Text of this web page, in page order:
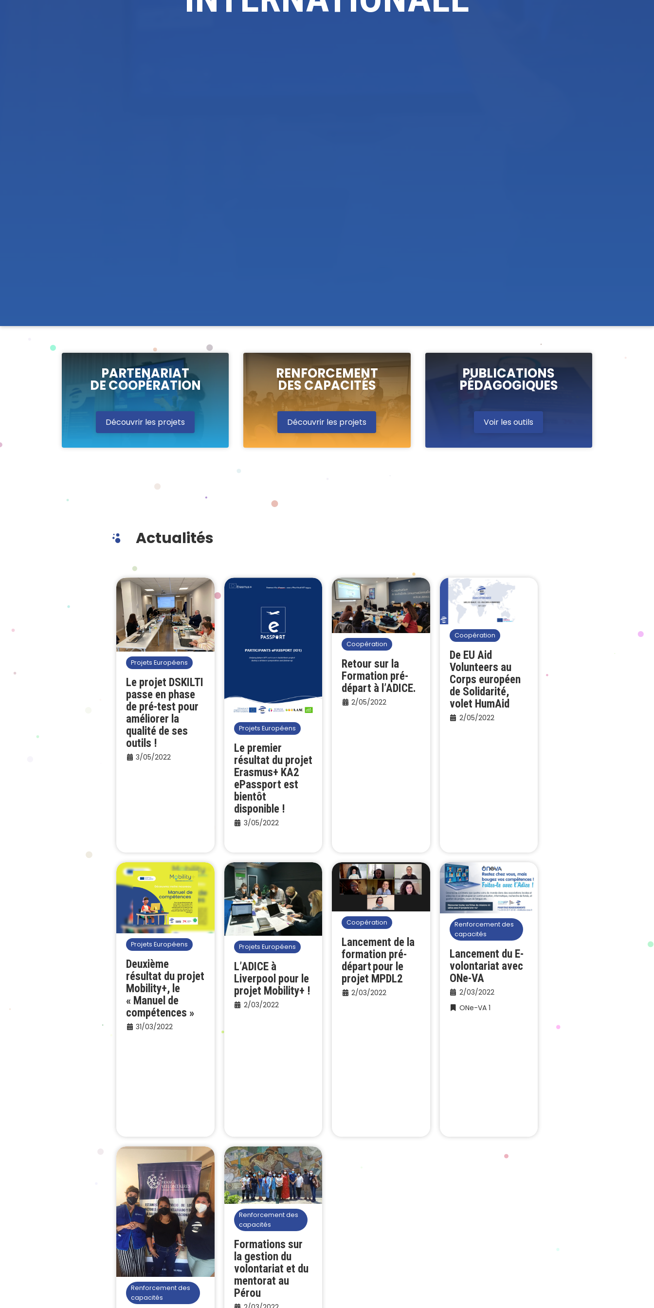
PARTENARIAT
DE COOPÉRATION
Découvrir les projets
RENFORCEMENT
DES CAPACITÉS
Découvrir les projets
PUBLICATIONS
PÉDAGOGIQUES
Voir les outils
Actualités
Projets Européens
Le projet DSKILTI
passe en phase
de pré-test pour
améliorer la
qualité de ses
outils !
3/05/2022
Projets Européens
Le premier
résultat du projet
Erasmus+ KA2
ePassport est
bientôt
disponible !
3/05/2022
Coopération
Retour sur la
Formation pré-
départ à l’ADICE.
2/05/2022
Coopération
De EU Aid
Volunteers au
Corps européen
de Solidarité,
volet HumAid
2/05/2022
Projets Européens
Deuxième
résultat du projet
Mobility+, le
« Manuel de
compétences »
31/03/2022
Projets Européens
L’ADICE à
Liverpool pour le
projet Mobility+ !
2/03/2022
Coopération
Lancement de la
formation pré-
départ pour le
projet MPDL2
2/03/2022
Renforcement des
capacités
Lancement du E-
volontariat avec
ONe-VA
2/03/2022
ONe-VA 1
Renforcement des
capacités
Renforcement des
capacités
Formations sur
la gestion du
volontariat et du
mentorat au
Pérou